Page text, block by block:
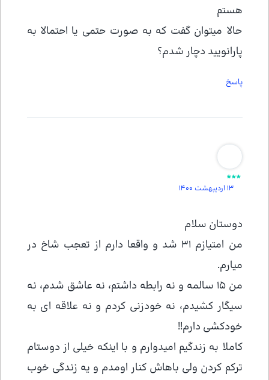
هستم
حالا میتوان گفت که به صورت حتمی یا احتمالا به
پارانویید دچار شدم؟
پاسخ
***
13 اردیبهشت 1400
دوستان سلام
من امتیازم 31 شد و واقعا دارم از تعجب شاخ در
میارم.
من 15 سالمه و نه رابطه داشتم، نه عاشق شدم، نه
سیگار کشیدم، نه خودزنی کردم و نه علاقه ای به
خودکشی دارم!!
کاملا به زندگیم امیدوارم و با اینکه خیلی از دوستام
ترکم کردن ولی باهاش کنار اومدم و یه زندگی خوب